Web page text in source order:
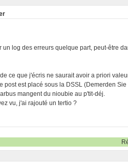
un log des erreurs quelque part, peut-être
ce que j'écris ne saurait avoir a priori
post est placé sous la DSSL (Demerden
mangent du nioubie au p'tit-déj.
vu, j'ai rajouté un tertio ?